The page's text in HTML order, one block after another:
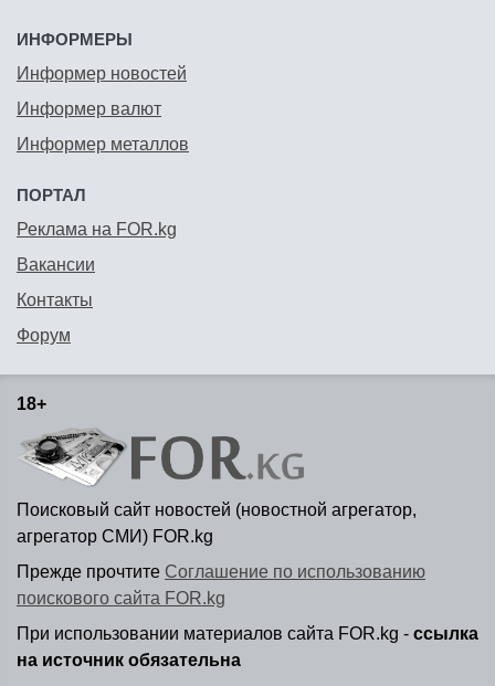
ИНФОРМЕРЫ
Информер новостей
Информер валют
Информер металлов
ПОРТАЛ
Реклама на FOR.kg
Вакансии
Контакты
Форум
18+
Поисковый сайт новостей (новостной агрегатор,
агрегатор СМИ) FOR.kg
Прежде прочтите Соглашение по использованию
поискового сайта FOR.kg
При использовании материалов сайта FOR.kg - ссылка
на источник обязательна